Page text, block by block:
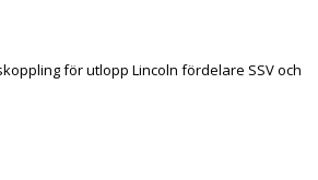
för utlopp Lincoln fördelare SSV och